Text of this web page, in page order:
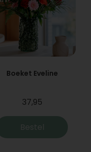
Boeket Eveline
37,95
Bestel